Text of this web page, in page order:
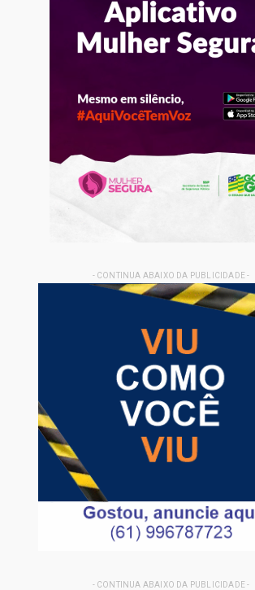
- CONTINUA ABAIXO DA PUBLICIDADE -
- CONTINUA ABAIXO DA PUBLICIDADE -